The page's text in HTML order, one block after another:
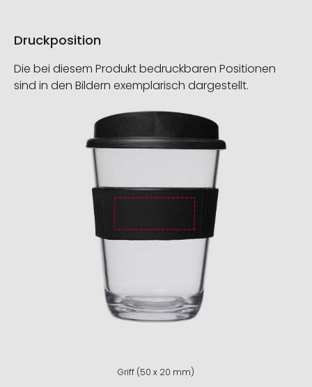
Druckposition
Die bei diesem Produkt bedruckbaren Positionen
sind in den Bildern exemplarisch dargestellt.
Griff (50 x 20 mm)